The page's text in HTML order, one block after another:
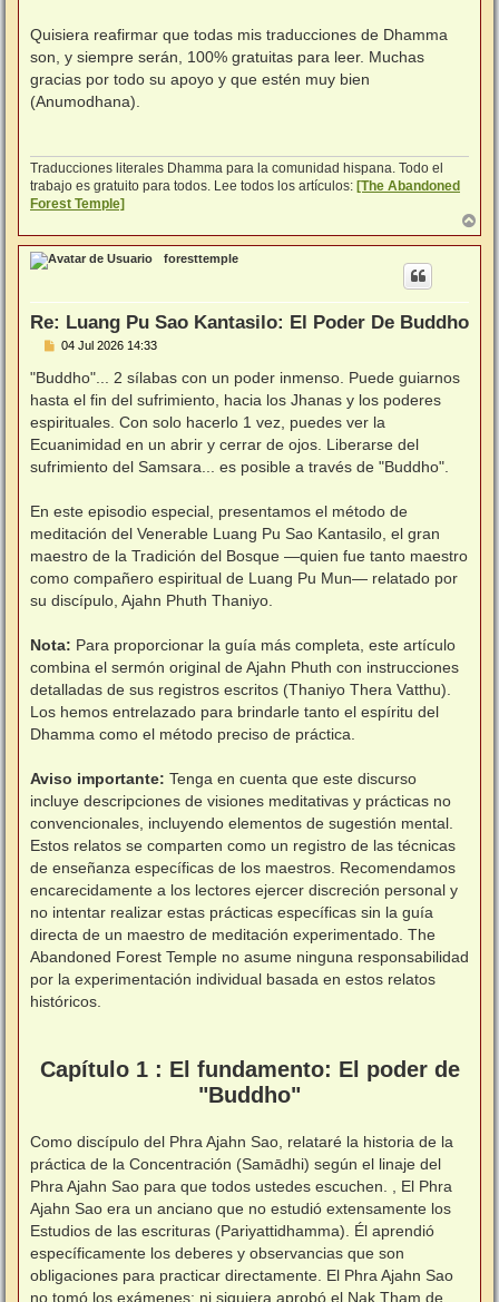
Quisiera reafirmar que todas mis traducciones de Dhamma
son, y siempre serán, 100% gratuitas para leer. Muchas
gracias por todo su apoyo y que estén muy bien
(Anumodhana).
Traducciones literales Dhamma para la comunidad hispana. Todo el
trabajo es gratuito para todos. Lee todos los artículos: [The Abandoned
Forest Temple]
r
r
foresttemple
Re: Luang Pu Sao Kantasilo: El Poder De Buddho
M
n
a
j
e
04 Jul 2026 14:33
"Buddho"... 2 sílabas con un poder inmenso. Puede guiarnos
hasta el fin del sufrimiento, hacia los Jhanas y los poderes
espirituales. Con solo hacerlo 1 vez, puedes ver la
Ecuanimidad en un abrir y cerrar de ojos. Liberarse del
sufrimiento del Samsara... es posible a través de "Buddho".
En este episodio especial, presentamos el método de
meditación del Venerable Luang Pu Sao Kantasilo, el gran
maestro de la Tradición del Bosque —quien fue tanto maestro
como compañero espiritual de Luang Pu Mun— relatado por
su discípulo, Ajahn Phuth Thaniyo.
Nota: Para proporcionar la guía más completa, este artículo
combina el sermón original de Ajahn Phuth con instrucciones
detalladas de sus registros escritos (Thaniyo Thera Vatthu).
Los hemos entrelazado para brindarle tanto el espíritu del
Dhamma como el método preciso de práctica.
Aviso importante: Tenga en cuenta que este discurso
incluye descripciones de visiones meditativas y prácticas no
convencionales, incluyendo elementos de sugestión mental.
Estos relatos se comparten como un registro de las técnicas
de enseñanza específicas de los maestros. Recomendamos
encarecidamente a los lectores ejercer discreción personal y
no intentar realizar estas prácticas específicas sin la guía
directa de un maestro de meditación experimentado. The
Abandoned Forest Temple no asume ninguna responsabilidad
por la experimentación individual basada en estos relatos
históricos.
Capítulo 1 : El fundamento: El poder de
"Buddho"
Como discípulo del Phra Ajahn Sao, relataré la historia de la
práctica de la Concentración (Samādhi) según el linaje del
Phra Ajahn Sao para que todos ustedes escuchen. , El Phra
Ajahn Sao era un anciano que no estudió extensamente los
Estudios de las escrituras (Pariyattidhamma). Él aprendió
específicamente los deberes y observancias que son
obligaciones para practicar directamente. El Phra Ajahn Sao
no tomó los exámenes; ni siquiera aprobó el Nak Tham de